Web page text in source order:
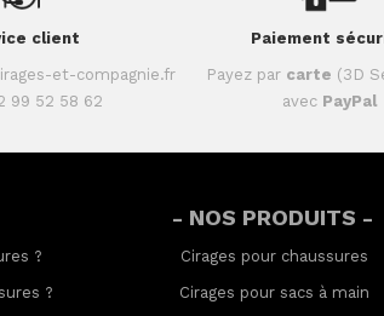
client
et-compagnie.fr
99 52 58 62
Paiement
Payez par carte (3D
avec PayPal
?
?
- NOS PRODUITS -
Cirages pour chaussures
Cirages pour sacs à main